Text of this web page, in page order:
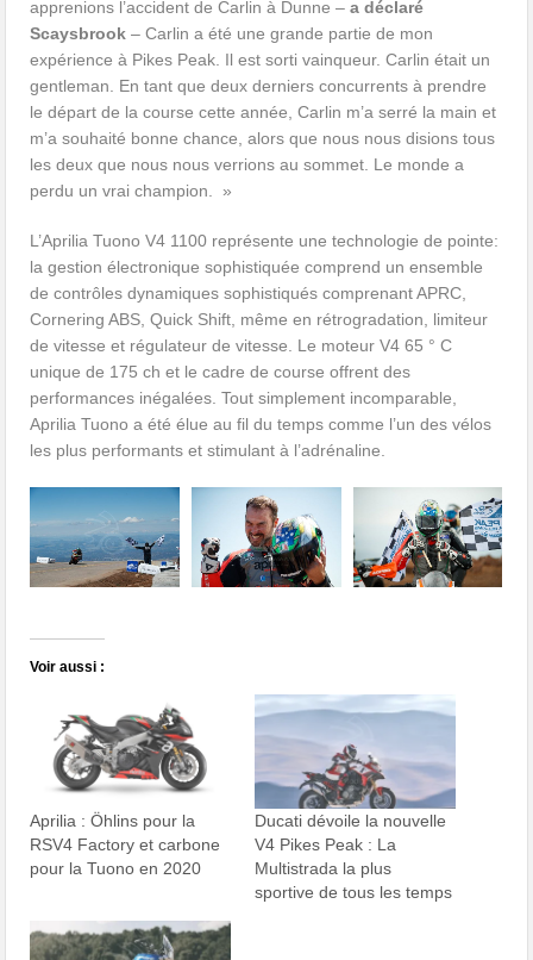
apprenions l’accident de Carlin à Dunne –a déclaré
Scaysbrook – Carlin a été une grande partie de mon
expérience à Pikes Peak. Il est sorti vainqueur. Carlin était un
gentleman. En tant que deux derniers concurrents à prendre
le départ de la course cette année, Carlin m’a serré la main et
m’a souhaité bonne chance, alors que nous nous disions tous
les deux que nous nous verrions au sommet. Le monde a
perdu un vrai champion. »
L’Aprilia Tuono V4 1100 représente une technologie de pointe:
la gestion électronique sophistiquée comprend un ensemble
de contrôles dynamiques sophistiqués comprenant APRC,
Cornering ABS, Quick Shift, même en rétrogradation, limiteur
de vitesse et régulateur de vitesse. Le moteur V4 65 ° C
unique de 175 ch et le cadre de course offrent des
performances inégalées. Tout simplement incomparable,
Aprilia Tuono a été élue au fil du temps comme l’un des vélos
les plus performants et stimulant à l’adrénaline.
Voir aussi :
Aprilia : Öhlins pour la
RSV4 Factory et carbone
pour la Tuono en 2020
Ducati dévoile la nouvelle
V4 Pikes Peak : La
Multistrada la plus
sportive de tous les temps